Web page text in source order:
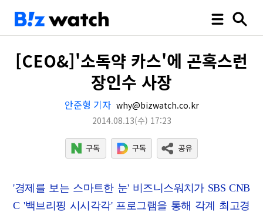
[CEO&]'소독약 카스'에 곤혹스런
장인수 사장
안준형 기자 why@bizwatch.co.kr
2014.08.13(수) 17:23
'경제를 보는 스마트한 눈' 비즈니스워치가 SBS CNB
C '백브리핑 시시각각' 프로그램을 통해 각계 최고경